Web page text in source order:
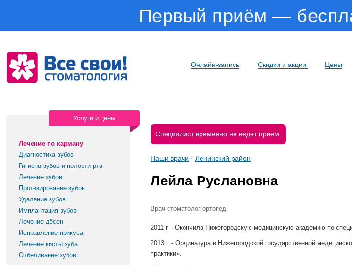
Первый приём —
Онлайн-запись Скидки и акции Цены
Услуги и цены
Лечение по карману
Диагностика зубов
Гигиена зубов и полости рта
Лечение зубов
Протезирование зубов
Удаление зубов
Имплантация зубов
Лечение дёсен
Исправление прикуса
Лечение кисты зуба
Отбеливание зубов
Специалист временно не ведет прием.
Наши врачи · Ленинский район
Лейла Руслановна
врач стоматолог-ортопед
2011 г. - Окончила Нижегородскую медицинскую академию по
2013 г. - Ординатура в Нижегородской государственной
практики».